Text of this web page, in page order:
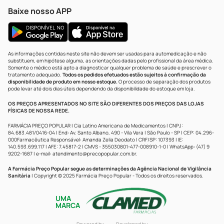
Baixe nosso APP
As informações contidas neste site não devem ser usadas para automedicação e não
substituem, em hipótese alguma, as orientações dadas pelo profissional da área médica.
Somente o médico está apto a diagnosticar qualquer problema de saúde e prescrever o
tratamento adequado. Todos os pedidos efetuados estão sujeitos à confirmação da
disponibilidade de produto em nosso estoque.O processo de separação dos produtos
pode levar até dois dias úteis dependendo da disponibilidade do estoque em loja.
OS PREÇOS APRESENTADOS NO SITE SÃO DIFERENTES DOS PREÇOS DAS LOJAS
FÍSICAS DE NOSSA REDE.
FARMÁCIA PREÇO POPULAR | Cia Latino Americana de Medicamentos | CNPJ:
84.683.481/0416-04 | End: Av. Santo Albano, 490 - Vila Vera | São Paulo - SP | CEP: 04.296-
000Farmacêutica Responsável: Amanda Zelia Deodato | CRF/SP: 107393 | IE:
140.593.699.117 | AFE: 7.45817-2 | CMVS - 355030801-477-008910-1-0 | WhatsApp: (47) 9
9202-1687 | e-mail: atendimento@precopopular.com.br.
A Farmácia Preço Popular segue as determinações da Agência Nacional de Vigilância
Sanitária | Copyright © 2025 Farmácia Preço Popular - Todos os direitos reservados.
UMA
MARCA